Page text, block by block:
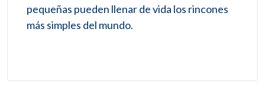
pequeñas pueden llenar de vida los rincones
más simples del mundo.